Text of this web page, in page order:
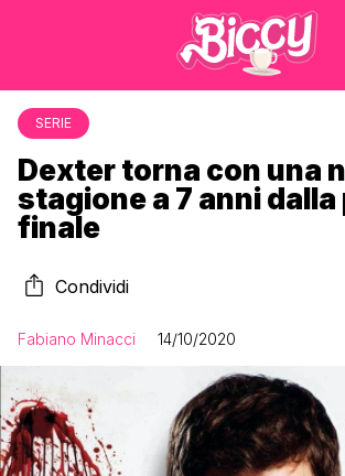
SERIE
Dexter torna con una
stagione a 7 anni
finale
Condividi
Fabiano Minacci 14/10/2020